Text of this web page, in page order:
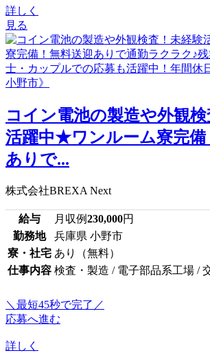
詳しく
見る
コイン電池の製造や外観
活躍中★ワンルーム寮完備
ありで...
株式会社BREXA Next
給与 月収例230,000円
勤務地
兵庫県 小野市
寮・社宅 あり（無料）
仕事内容 検査・製造 / 電子部品系工場 /
＼最短45秒で完了／
応募へ進む
詳しく